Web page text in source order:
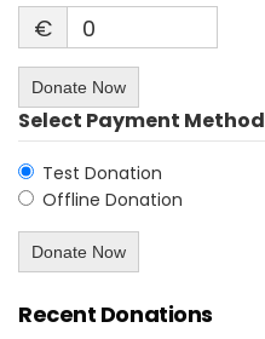
€ 0
Donate Now
Select Payment Method
Test Donation
Offline Donation
Recent Donations